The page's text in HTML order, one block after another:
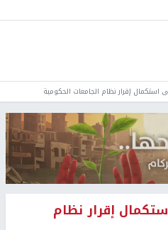
إقرار نظام الجامعات الحكومية
إقرار نظام